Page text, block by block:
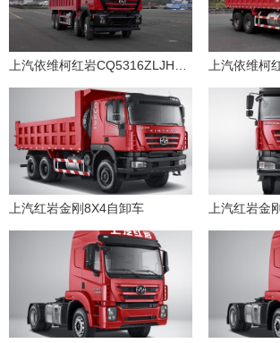
上汽红岩金刚8X4自卸车 上汽红岩金